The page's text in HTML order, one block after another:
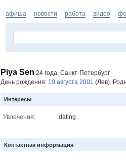
афиша новости работа видео
Piya Sen 24 года, Санкт-Петербург
День рождения: 10 августа 2001 (Лев).
Интересы
Увлечения: dating
Контактная информация